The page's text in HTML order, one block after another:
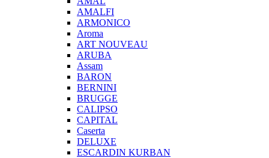
AMALFI
ARMONICO
Aroma
ART NOUVEAU
ARUBA
Assam
BARON
BERNINI
BRUGGE
CALIPSO
CAPITAL
Caserta
DELUXE
ESCARDIN KURBAN